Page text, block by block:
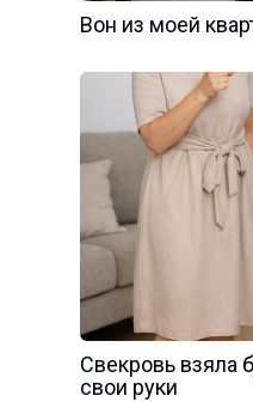
Вон из моей
Свекровь взяла
свои руки